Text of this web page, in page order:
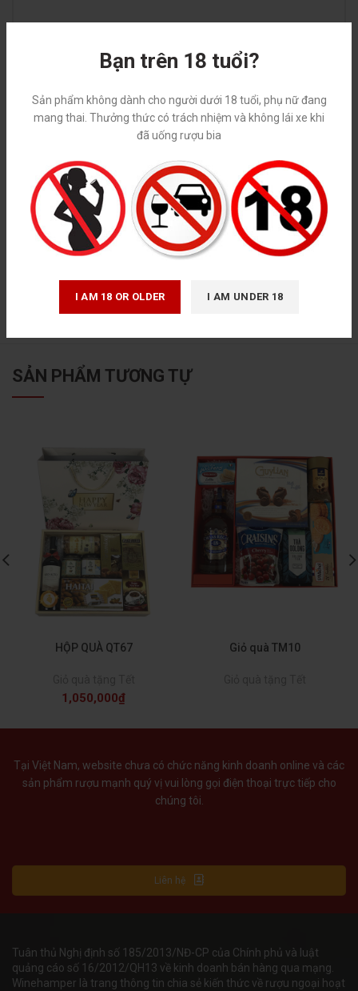
Bạn trên 18 tuổi?
Sản phẩm không dành cho người dưới 18 tuổi, phụ nữ đang
mang thai. Thưởng thức có trách nhiệm và không lái xe khi
đã uống rượu bia
I AM 18 OR OLDER I AM UNDER 18
Email
SẢN PHẨM TƯƠNG TỰ
HỘP QUÀ QT67
1,050,000₫
Giỏ quà TM10
Tại Việt Nam, website chưa có chức năng kinh doanh online và các
sản phẩm rượu mạnh quý vị vui lòng gọi điện thoại trực tiếp cho
chúng tôi.
Liên hệ
Tuân thủ Nghị định số 185/2013/NĐ-CP của Chính phủ và luật
quảng cáo số 16/2012/QH13 về kinh doanh bán hàng qua mạng.
Winehamper là trang thông tin chia sẻ kiến thức về rượu ngoại hoạt